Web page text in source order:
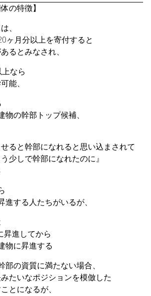
の特徴】
、
ヶ月分以上を寄付すると
るとみなされ、
なら
能、
物の幹部トップ候補、
ると幹部になれると思い込まされて
少しで幹部になれたのに』
進する人たちがいるが、
昇進してから
物に昇進する
部の資質に満たない場合、
たいなポジションを模倣した
とになるが、